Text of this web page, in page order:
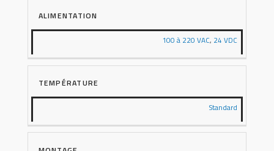
ALIMENTATION
100 à 220 VAC, 24 VDC
TEMPÉRATURE
Standard